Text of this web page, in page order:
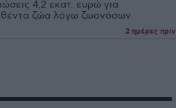
4,2 εκατ. ευρώ για
ζώα λόγω ζωονόσων
2 ημέρες πριν